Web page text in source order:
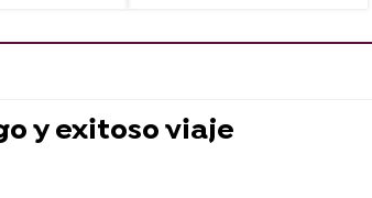
y exitoso viaje